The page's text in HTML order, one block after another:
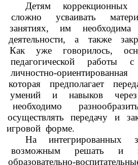
Детям коррекционных
сложно усваивать
занятиях, им необходима
деятельности, а также
Как уже говорилось,
педагогической работы
личностно-
которая предполагает
умений и навыков
необходимо
осуществлять передачу и
игровой форме.
На интегрированных
возможным решать и
образовательно-